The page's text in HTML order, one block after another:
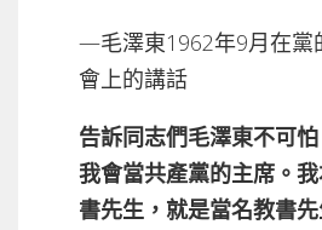
—毛澤東1962年9月在黨
會上的講話
告訴同志們毛澤東不可
我會當共產黨的主席。
書先生，就是當名教書